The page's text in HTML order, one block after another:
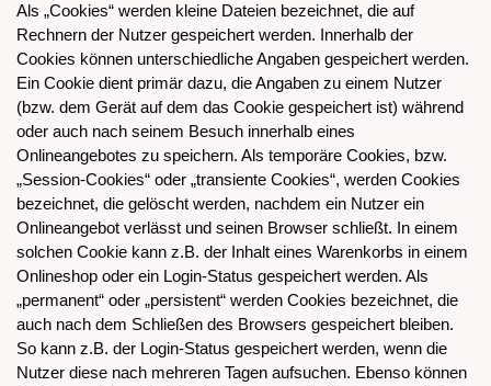
Als „Cookies“ werden kleine Dateien bezeichnet, die auf
Rechnern der Nutzer gespeichert werden. Innerhalb der
Cookies können unterschiedliche Angaben gespeichert werden.
Ein Cookie dient primär dazu, die Angaben zu einem Nutzer
(bzw. dem Gerät auf dem das Cookie gespeichert ist) während
oder auch nach seinem Besuch innerhalb eines
Onlineangebotes zu speichern. Als temporäre Cookies, bzw.
„Session-Cookies“ oder „transiente Cookies“, werden Cookies
bezeichnet, die gelöscht werden, nachdem ein Nutzer ein
Onlineangebot verlässt und seinen Browser schließt. In einem
solchen Cookie kann z.B. der Inhalt eines Warenkorbs in einem
Onlineshop oder ein Login-Status gespeichert werden. Als
„permanent“ oder „persistent“ werden Cookies bezeichnet, die
auch nach dem Schließen des Browsers gespeichert bleiben.
So kann z.B. der Login-Status gespeichert werden, wenn die
Nutzer diese nach mehreren Tagen aufsuchen. Ebenso können